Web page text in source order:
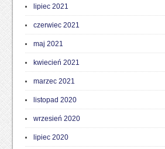
lipiec 2021
czerwiec 2021
maj 2021
kwiecień 2021
marzec 2021
listopad 2020
wrzesień 2020
lipiec 2020